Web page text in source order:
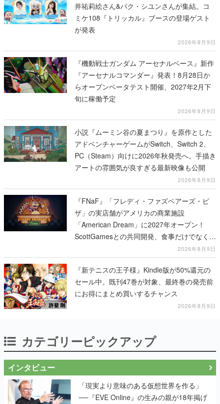
井祐莉絵さん&パク・シユンさんが集結。コ
ミケ108『トリッカル』ブースの登場ゲスト
が発表
2026年8月9日
『機動戦士ガンダム アーセナルベース』新作
『アーセナルコマンダー』発表！8月28日か
らオープンベータテスト開催、2027年2月下
旬に稼働予定
2026年8月9日
小説『ムーミン谷の夏まつり』を原作とした
アドベンチャーゲームがSwitch、Switch 2、
PC（Steam）向けに2026年秋発売へ。手描き
アートの雰囲気が良すぎる最新映像も公開
2026年8月9日
『FNaF』「フレディ・ファズベアーズ・ピ
ザ」の実店舗がアメリカの商業施設
「American Dream」に2027年オープン！
ScottGamesとの共同開発、食事だけでなくス
テージショーや没入型のホラー体験も楽しめ
る
2026年8月9日
『新テニスの王子様』Kindle版が50%還元の
セール中。既刊47巻が対象、最終巻の発売前
にお得にまとめ買いするチャンス
2026年8月9日
カテゴリーピックアップ
インタビュー
「現実より意味のある仮想世界を作る」
──『EVE Online』の生みの親が18年掲げ